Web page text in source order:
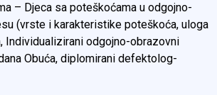
– Djeca sa poteškoćama u odgojno-
(vrste i karakteristike poteškoća, uloga
Individualizirani odgojno-obrazovni
Obuća, diplomirani defektolog-